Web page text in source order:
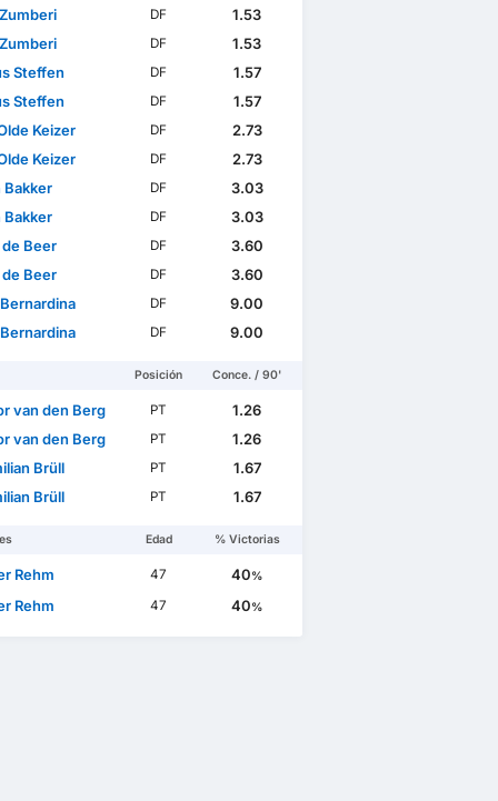
DF
1.53
DF
1.53
Steffen
DF
1.57
Steffen
DF
1.57
Keizer
DF
2.73
Keizer
DF
2.73
DF
3.03
DF
3.03
Beer
DF
3.60
Beer
DF
3.60
DF
9.00
DF 9.00
Posición Conce. / 90'
van den Berg PT
1.26
van den Berg
PT
1.26
Brüll
PT
1.67
Brüll
PT 1.67
Edad % Victorias
Rehm 47 40%
Rehm 47 40%